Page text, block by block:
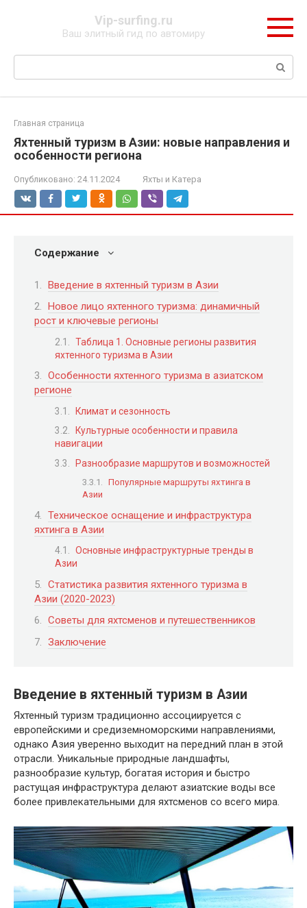
Vip-surfing.ru
Ваш элитный гид по автомиру
Поиск:
Главная страница
Яхтенный туризм в Азии: новые направления и
особенности региона
Опубликовано: 24.11.2024 Яхты и Катера
Содержание
Введение в яхтенный туризм в Азии
Новое лицо яхтенного туризма: динамичный
рост и ключевые регионы
Таблица 1. Основные регионы развития
яхтенного туризма в Азии
Особенности яхтенного туризма в азиатском
регионе
Климат и сезонность
Культурные особенности и правила
навигации
Разнообразие маршрутов и возможностей
Популярные маршруты яхтинга в
Азии
Техническое оснащение и инфраструктура
яхтинга в Азии
Основные инфраструктурные тренды в
Азии
Статистика развития яхтенного туризма в
Азии (2020-2023)
Советы для яхтсменов и путешественников
Заключение
Введение в яхтенный туризм в Азии
Яхтенный туризм традиционно ассоциируется с
европейскими и средиземноморскими направлениями,
однако Азия уверенно выходит на передний план в этой
отрасли. Уникальные природные ландшафты,
разнообразие культур, богатая история и быстро
растущая инфраструктура делают азиатские воды все
более привлекательными для яхтсменов со всего мира.